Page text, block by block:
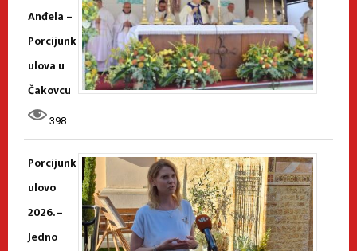
Anđela –
Porcijunk
ulova u
Čakovcu
398
Porcijunk
ulovo
2026. –
Jedno